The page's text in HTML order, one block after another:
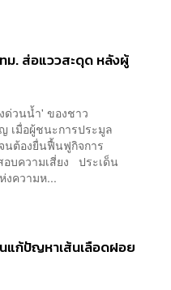
ทม. ส่อแววสะดุด หลังผู้
ด่วนน้ำ' ของชาว
เมื่อผู้ชนะการประมูล
นต้องยื่นฟื้นฟูกิจการ
อบความเสี่ยง ประเด็น
ความห...
นแก้ปัญหาเส้นเลือดฝอย